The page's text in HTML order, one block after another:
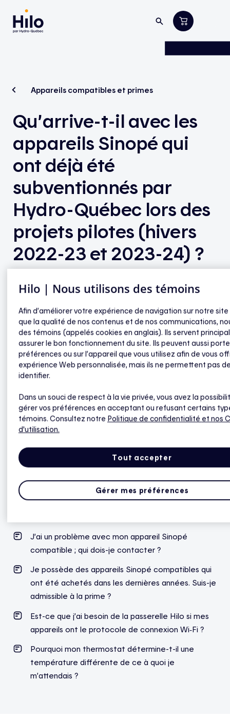
Appareils compatibles et primes
Qu’arrive-t-il avec les
appareils Sinopé qui
ont déjà été
subventionnés par
Hydro-Québec lors des
projets pilotes (hivers
2022-23 et 2023-24) ?
Le numéro de série de ces appareils est
enregistré, et on considère qu’ils ont déjà
reçu une prime.
Sinopé - Thermostats
Comment savoir si le modèle de mon appareil
Sinopé est compatible avec Hilo ?
Comment connecter les appareils Sinopé à Hilo ?
Est-ce que je peux contrôler mes appareils Sinopé
avec mon application Hilo ?
Quels modes de participation sont possibles si j’ai
J’ai un problème avec mon appareil Sinopé
compatible ; qui dois-je contacter ?
Je possède des appareils Sinopé compatibles qui
ont été achetés dans les dernières années. Suis-je
admissible à la prime ?
Est-ce que j’ai besoin de la passerelle Hilo si mes
appareils ont le protocole de connexion Wi‑Fi ?
Pourquoi mon thermostat détermine-t-il une
température différente de ce à quoi je
m’attendais ?
Hilo | Nous utilisons des témoins
Afin d’améliorer votre expérience de navigation sur notre site
que la qualité de nos contenus et de nos communications,
des témoins (appelés cookies en anglais). Ils servent
assurer le bon fonctionnement du site. Ils peuvent aussi
préférences ou sur l’appareil que vous utilisez afin de vous
expérience Web personnalisée, mais ils ne permettent pas
identifier.
Dans un souci de respect à la vie privée, vous avez la
gérer vos préférences en acceptant ou refusant certains
témoins. Consultez notre Politique de confidentialité et nos
d'utilisation.
Tout accepter
Gérer mes préférences